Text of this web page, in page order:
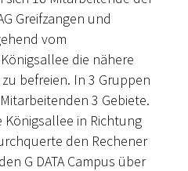
Greifzangen und
vom
die nähere
befreien. In 3 Gruppen
3 Gebiete.
Königsallee in Richtung
den Rechener
G DATA Campus über